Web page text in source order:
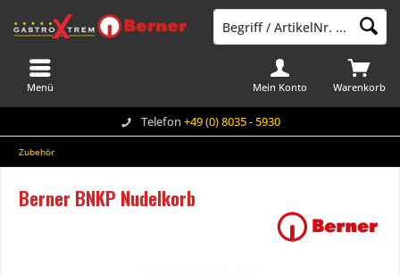
Telefon +49 (0) 8035 - 5930
Warenkorb
Mein Konto
Menü
Zubehör
Berner BNKP Nudelkorb